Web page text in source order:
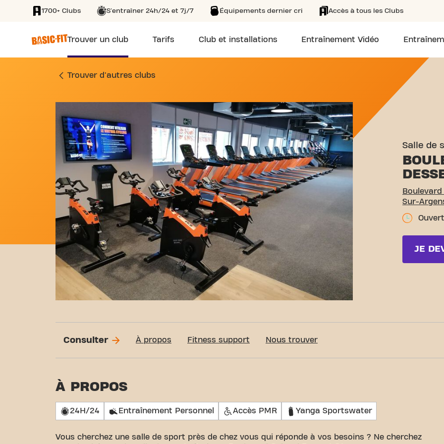
SKIP TO MAIN CONTENT
1700+ Clubs S'entraîner 24h/24 et 7j/7 Équipements dernier cri Accès à tous les Clubs
Trouver un club Tarifs Club et installations Entraînement Vidéo
SALLE DE SPORT BOULEVARD COLONEL
Trouver d'autres clubs
Salle de
Sur-
JE
Consulter À propos Fitness support Nous trouver
À PROPOS
24H/24 Entraînement Personnel Accès PMR Yanga Sportswater
Vous cherchez une salle de sport près de chez vous qui réponde à vos besoins ? Ne cherchez